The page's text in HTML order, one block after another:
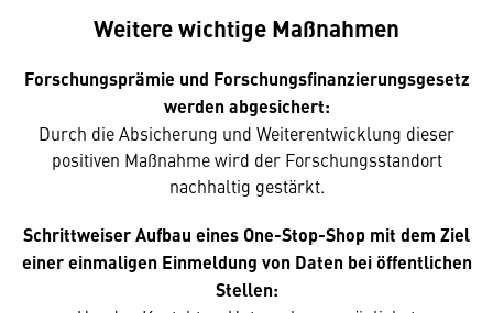
Weitere wichtige Maßnahmen
Forschungsprämie und Forschungsfinanzierungsgesetz
werden abgesichert:
Durch die Absicherung und Weiterentwicklung dieser
positiven Maßnahme wird der Forschungsstandort
nachhaltig gestärkt.
Schrittweiser Aufbau eines One-Stop-Shop mit dem Ziel
einer einmaligen Einmeldung von Daten bei öffentlichen
Stellen: